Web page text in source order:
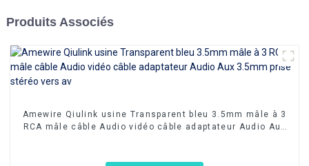
Produits Associés
Amewire Qiulink usine Transparent bleu 3.5mm mâle à 3
RCA mâle câble Audio vidéo câble adaptateur Audio Aux